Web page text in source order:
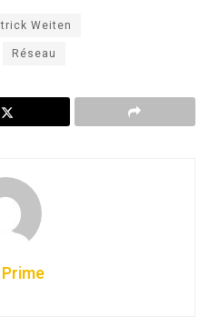
Weiten
Réseau